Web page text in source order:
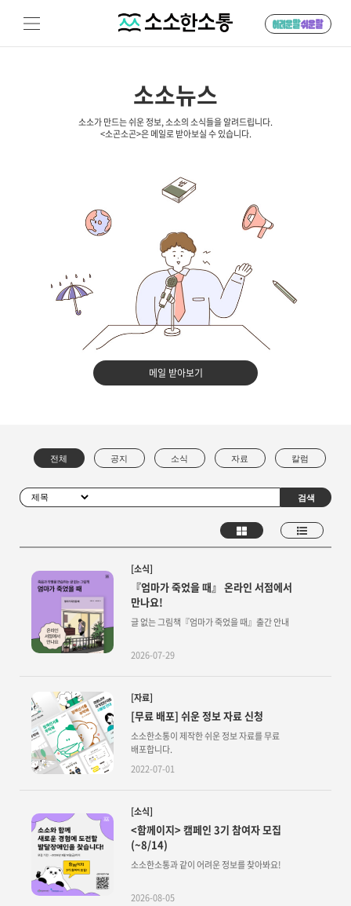
소소뉴스
소소가 만드는 쉬운 정보, 소소의 소식들을 알려드립니다.
<소곤소곤>은 메일로 받아보실 수 있습니다.
메일 받아보기
[소식]
『엄마가 죽었을 때』 온라인 서점에서
만나요!
글 없는 그림책『엄마가 죽었을 때』출간 안내
2026-07-29
[자료]
[무료 배포] 쉬운 정보 자료 신청
소소한소통이 제작한 쉬운 정보 자료를 무료
배포합니다.
2022-07-01
[소식]
<함께이지> 캠페인 3기 참여자 모집
(~8/14)
소소한소통과 같이 어려운 정보를 찾아봐요!
2026-08-05